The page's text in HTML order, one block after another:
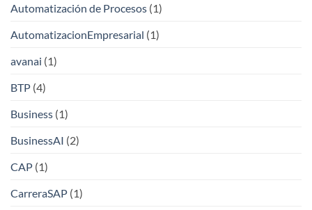
Automatización de Procesos (1)
AutomatizacionEmpresarial (1)
avanai (1)
BTP (4)
Business (1)
BusinessAI (2)
CAP (1)
CarreraSAP (1)